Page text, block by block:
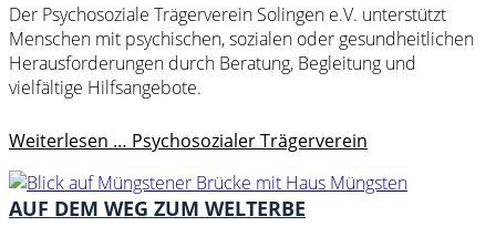
Der Psychosoziale Trägerverein Solingen e.V. unterstützt
Menschen mit psychischen, sozialen oder gesundheitlichen
Herausforderungen durch Beratung, Begleitung und
vielfältige Hilfsangebote.
Weiterlesen … Psychosozialer Trägerverein
AUF DEM WEG ZUM WELTERBE